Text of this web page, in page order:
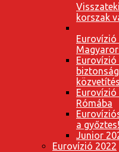
korszak
Eurovízió
Eurovízió
Eurovízió
Rómába
a győztes!
Junior
Eurovízió 2022